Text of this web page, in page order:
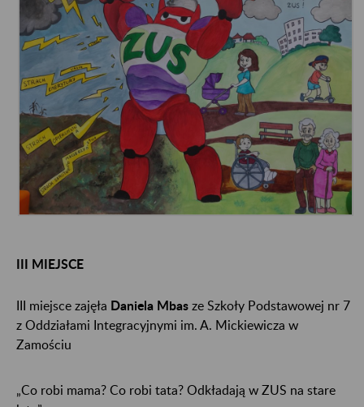
III MIEJSCE
III miejsce zajęła Daniela Mbas ze Szkoły Podstawowej nr 7
z Oddziałami Integracyjnymi im. A. Mickiewicza w
Zamościu
„Co robi mama? Co robi tata? Odkładają w ZUS na stare